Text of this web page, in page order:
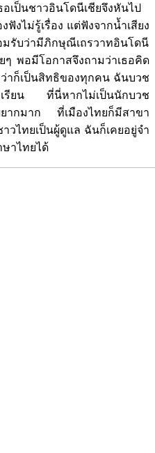
เป็นชาวอินโดนีเชียจึงหันไป
ฟังไม่รู้เรื่อง แต่ฟังจากน้ำเสียง
มรับว่ามีภิกษุณีเถรวาทอินโดนี
ๆ พอมีโอกาสจึงถามว่าเธอคิด
าก็เป็นสิทธิของทุกคน ฉันบวช
เรียน ที่นี่หากไม่เป็นนักบวช
ยากมาก ที่เมืองไทยก็มีสาขา
ไทยเป็นผู้ดูแล ฉันก็เคยอยู่จำ
าไทยได้